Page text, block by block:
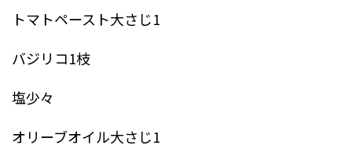
トマトペースト大さじ1
バジリコ1枝
塩少々
オリーブオイル大さじ1